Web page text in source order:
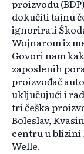
proizvodu
dokučiti tajnu
ignorirati
Wojnarom iz
Govori nam
zaposlenih
proizvođač
uključujući i
tri češka
Boleslav,
centru u blizini
Welle.